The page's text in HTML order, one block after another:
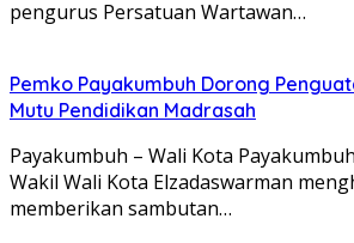
pengurus Persatuan Wartawan…
Pemko Payakumbuh Dorong
Mutu Pendidikan Madrasah
Payakumbuh – Wali Kota
Wakil Wali Kota Elzadaswarman
memberikan sambutan…